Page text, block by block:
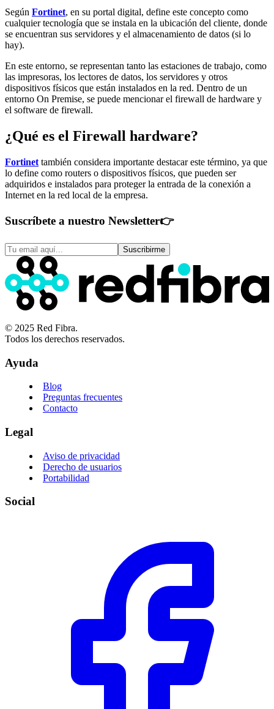
Según Fortinet, en su portal digital, define este concepto como
cualquier tecnología que se instala en la ubicación del cliente, donde
se encuentran sus servidores y el almacenamiento de datos (si lo
hay).
En este entorno, se representan tanto las estaciones de trabajo, como
las impresoras, los lectores de datos, los servidores y otros
dispositivos físicos que están instalados en la red. Dentro de un
entorno On Premise, se puede mencionar el firewall de hardware y
el software de firewall.
¿Qué es el Firewall hardware?
Fortinet también considera importante destacar este término, ya que
lo define como routers o dispositivos físicos, que pueden ser
adquiridos e instalados para proteger la entrada de la conexión a
Internet en la red local de la empresa.
Suscríbete a nuestro Newsletter👉
Suscribirme
© 2025 Red Fibra.
Todos los derechos reservados.
Ayuda
Blog
Preguntas frecuentes
Contacto
Legal
Aviso de privacidad
Derecho de usuarios
Portabilidad
Social